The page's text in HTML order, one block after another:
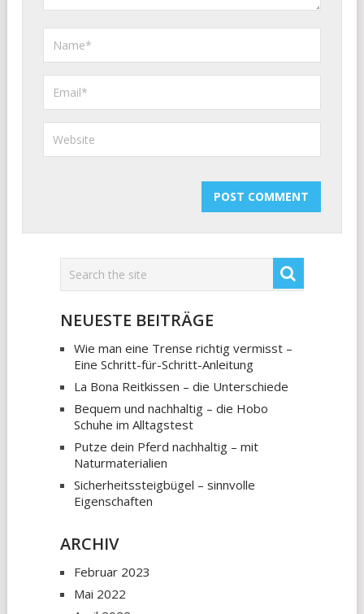
NEUESTE BEITRÄGE
Wie man eine Trense richtig vermisst –
Eine Schritt-für-Schritt-Anleitung
La Bona Reitkissen – die Unterschiede
Bequem und nachhaltig – die Hobo
Schuhe im Alltagstest
Putze dein Pferd nachhaltig – mit
Naturmaterialien
Sicherheitssteigbügel – sinnvolle
Eigenschaften
ARCHIV
Februar 2023
Mai 2022